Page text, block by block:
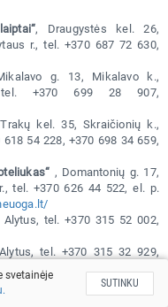
, Draugystės kel. 26,
r., tel. +370 687 72 630,
g. 13, Mikalavo k.,
tel. +370 699 28 907,
kel. 35, Skraičionių k.,
54 228, +370 698 34 659,
, Domantonių g. 17,
tel. +370 626 44 522, el. p.
tel. +370 315 52 002,
tel. +370 315 32 929,
g. 24, Alytus, tel. +370
svetainėje
SUTINKU